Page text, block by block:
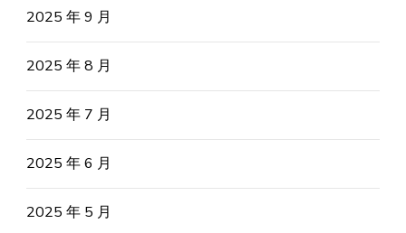
2025 年 9 月
2025 年 8 月
2025 年 7 月
2025 年 6 月
2025 年 5 月